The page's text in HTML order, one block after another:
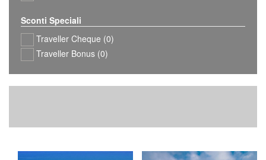
Sconti Speciali
Traveller Cheque (0)
Traveller Bonus (0)